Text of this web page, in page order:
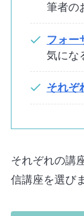
筆者の
フォー
気にな
それぞ
それぞれの講
信講座を選び